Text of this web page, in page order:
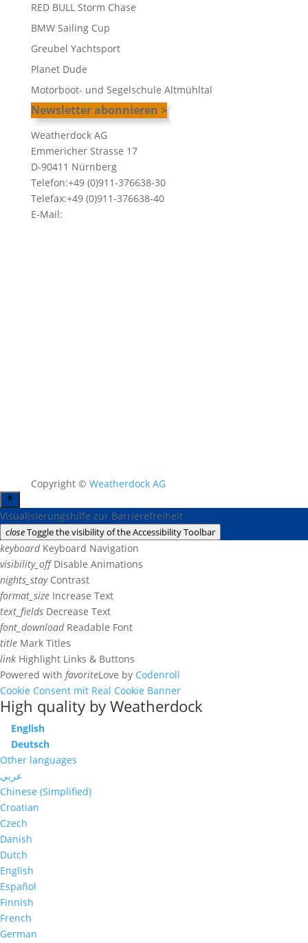
RED BULL Storm Chase
BMW Sailing Cup
Greubel Yachtsport
Planet Dude
Motorboot- und Segelschule Altmühltal
Newsletter abonnieren >YouTube
Weatherdock AG
Emmericher Strasse 17
D-90411 Nürnberg
Telefon:+49 (0)911-376638-30
Telefax:+49 (0)911-376638-40
E-Mail:
Copyright © Weatherdock AG
Visualisierungshilfe zur Barrierefreiheit
closeToggle the visibility of the Accessibility Toolbar
keyboard Keyboard Navigation
visibility_off Disable Animations
nights_stay Contrast
format_size Increase Text
text_fields Decrease Text
font_download Readable Font
title Mark Titles
link Highlight Links & Buttons
Powered with favoriteLove by Codenroll
Cookie Consent mit Real Cookie Banner
High quality by Weatherdock
English
Deutsch
Other languages
عربي
Chinese (Simplified)
Croatian
Czech
Danish
Dutch
English
Español
Finnish
French
German